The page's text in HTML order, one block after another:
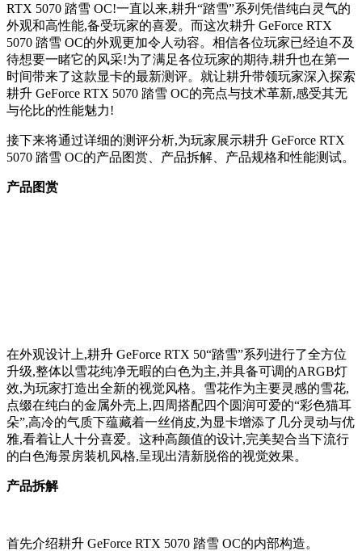
RTX 5070 踏雪 OC!一直以来,耕升“踏雪”系列凭借纯白灵气的
外观和高性能,备受玩家的喜爱。而这次耕升 GeForce RTX
5070 踏雪 OC的外观更加令人动容。相信各位玩家已经迫不及
待想要一睹它的风采!为了满足各位玩家的期待,耕升也在第一
时间带来了这款显卡的最新测评。就让耕升带领玩家深入探索
耕升 GeForce RTX 5070 踏雪 OC的亮点与技术革新,感受其无
与伦比的性能魅力!
接下来将通过详细的测评分析,为玩家展示耕升 GeForce RTX
5070 踏雪 OC的产品图赏、产品拆解、产品规格和性能测试。
产品图赏
在外观设计上,耕升 GeForce RTX 50“踏雪”系列进行了全方位
升级,整体以雪花纯净无暇的白色为主,并具备可调的ARGB灯
效,为玩家打造出全新的视觉风格。雪花作为主要灵感的雪花,
点缀在纯白的金属外壳上,四周搭配四个圆润可爱的“彩色猫耳
朵”,高冷的气质下蕴藏着一丝俏皮,为显卡增添了几分灵动与优
雅,看着让人十分喜爱。这种高颜值的设计,完美契合当下流行
的白色海景房装机风格,呈现出清新脱俗的视觉效果。
产品拆解
首先介绍耕升 GeForce RTX 5070 踏雪 OC的内部构造。